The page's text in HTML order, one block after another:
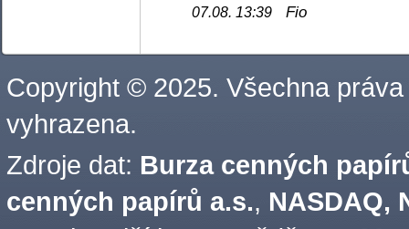
07.08. 13:39 Fio
Copyright © 2025. Všechna práva
vyhrazena.
Zdroje dat: Burza cenných
cenných papírů a.s., NASDAQ,